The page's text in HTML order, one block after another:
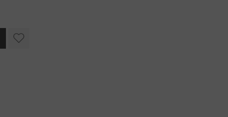
oder benutze die Schaltflächen um die Anzahl zu erhöhen oder zu